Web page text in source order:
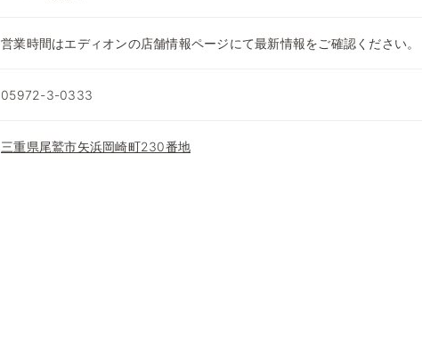
営業時間はエディオンの店舗情報ページにて最新情報をご確認ください。
05972-3-0333
三重県尾鷲市矢浜岡崎町230番地